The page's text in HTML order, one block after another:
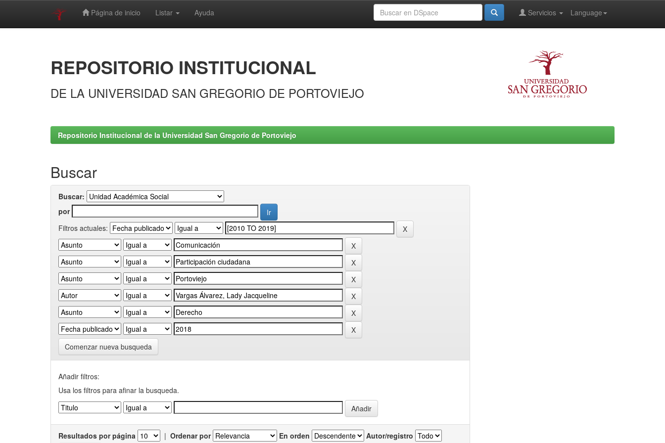
Página de inicio Listar Ayuda Language
Servicios
REPOSITORIO INSTITUCIONAL
DE LA UNIVERSIDAD SAN GREGORIO DE PORTOVIEJO
Repositorio Institucional de la Universidad San Gregorio de Portoviejo
Buscar
Buscar:
por
Filtros actuales:
Comenzar nueva busqueda
Añadir filtros:
Usa los filtros para afinar la busqueda.
Resultados por página | Ordenar por En orden Autor/registro